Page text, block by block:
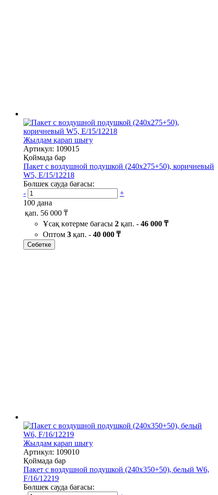
Жылдам қарап шығу
Артикул: 109015
Қоймада бар
Пакет с воздушной подушкой (240х275+50), коричневый
W5, Е/15/12218
Бөлшек сауда бағасы:
-
+
100 дана
қап. 56 000 ₸
Ұсақ көтерме бағасы 2 қап. - 46 000 ₸
Оптом 3 қап. - 40 000 ₸
Себетке
Жылдам қарап шығу
Артикул: 109010
Қоймада бар
Пакет с воздушной подушкой (240х350+50), белый W6,
F/16/12219
Бөлшек сауда бағасы: